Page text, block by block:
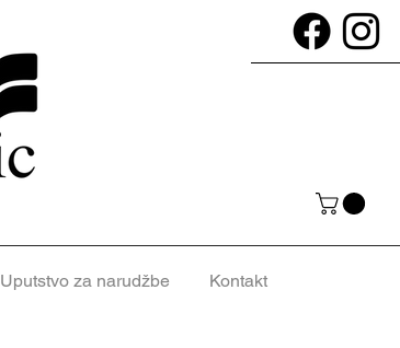
Uputstvo za narudžbe Kontakt